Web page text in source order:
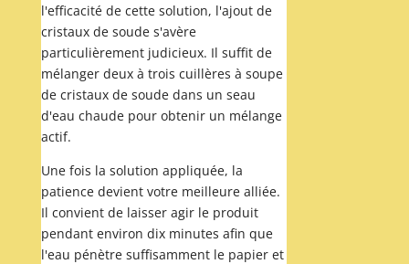
l'efficacité de cette solution, l'ajout de
cristaux de soude s'avère
particulièrement judicieux. Il suffit de
mélanger deux à trois cuillères à soupe
de cristaux de soude dans un seau
d'eau chaude pour obtenir un mélange
actif.
Une fois la solution appliquée, la
patience devient votre meilleure alliée.
Il convient de laisser agir le produit
pendant environ dix minutes afin que
l'eau pénètre suffisamment le papier et